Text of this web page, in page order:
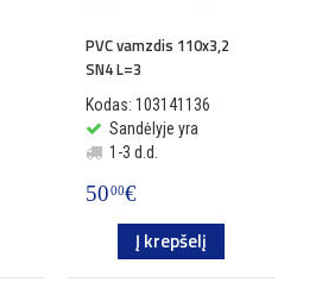
PVC vamzdis 110x3,2
SN4 L=3
Kodas: 103141136
Sandėlyje yra
1-3 d.d.
5000€
Į krepšelį